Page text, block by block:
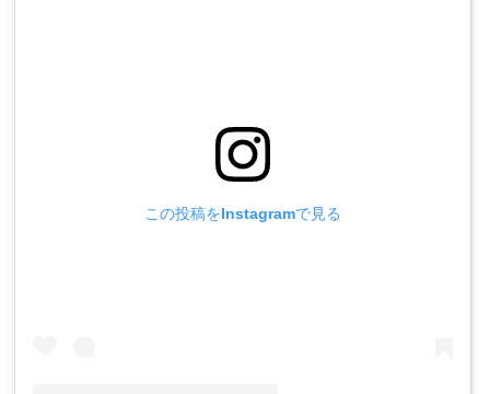
この投稿をInstagramで見る